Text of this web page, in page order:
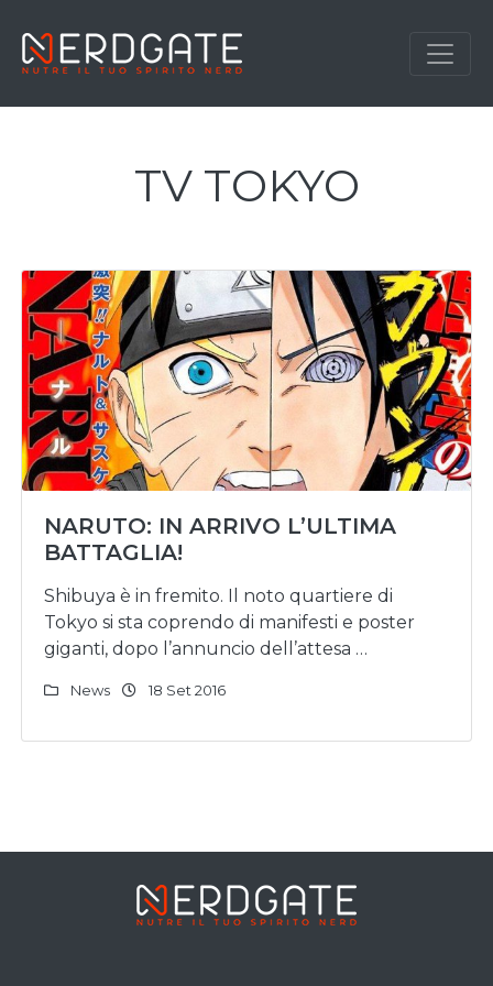
TV TOKYO
NARUTO: IN ARRIVO L’ULTIMA
BATTAGLIA!
Shibuya è in fremito. Il noto quartiere di
Tokyo si sta coprendo di manifesti e poster
giganti, dopo l’annuncio dell’attesa …
News 18 Set 2016